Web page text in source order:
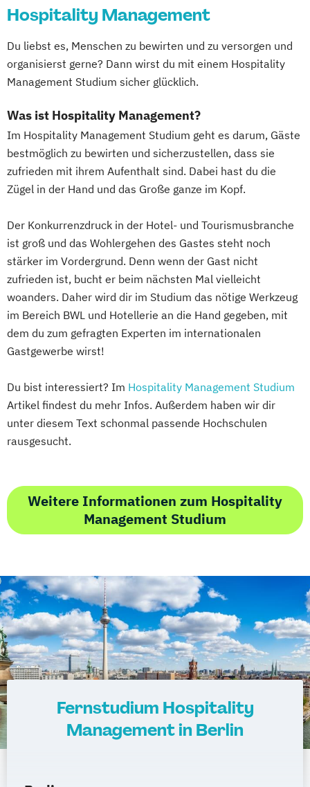
Hospitality Management
Du liebst es, Menschen zu bewirten und zu versorgen und
organisierst gerne? Dann wirst du mit einem Hospitality
Management Studium sicher glücklich.
Was ist Hospitality Management?
Im Hospitality Management Studium geht es darum, Gäste
bestmöglich zu bewirten und sicherzustellen, dass sie
zufrieden mit ihrem Aufenthalt sind. Dabei hast du die
Zügel in der Hand und das Große ganze im Kopf.
Der Konkurrenzdruck in der Hotel- und Tourismusbranche
ist groß und das Wohlergehen des Gastes steht noch
stärker im Vordergrund. Denn wenn der Gast nicht
zufrieden ist, bucht er beim nächsten Mal vielleicht
woanders. Daher wird dir im Studium das nötige Werkzeug
im Bereich BWL und Hotellerie an die Hand gegeben, mit
dem du zum gefragten Experten im internationalen
Gastgewerbe wirst!
Du bist interessiert? Im Hospitality Management Studium
Artikel findest du mehr Infos. Außerdem haben wir dir
unter diesem Text schonmal passende Hochschulen
rausgesucht.
Weitere Informationen zum Hospitality
Management Studium
Fernstudium Hospitality
Management in Berlin